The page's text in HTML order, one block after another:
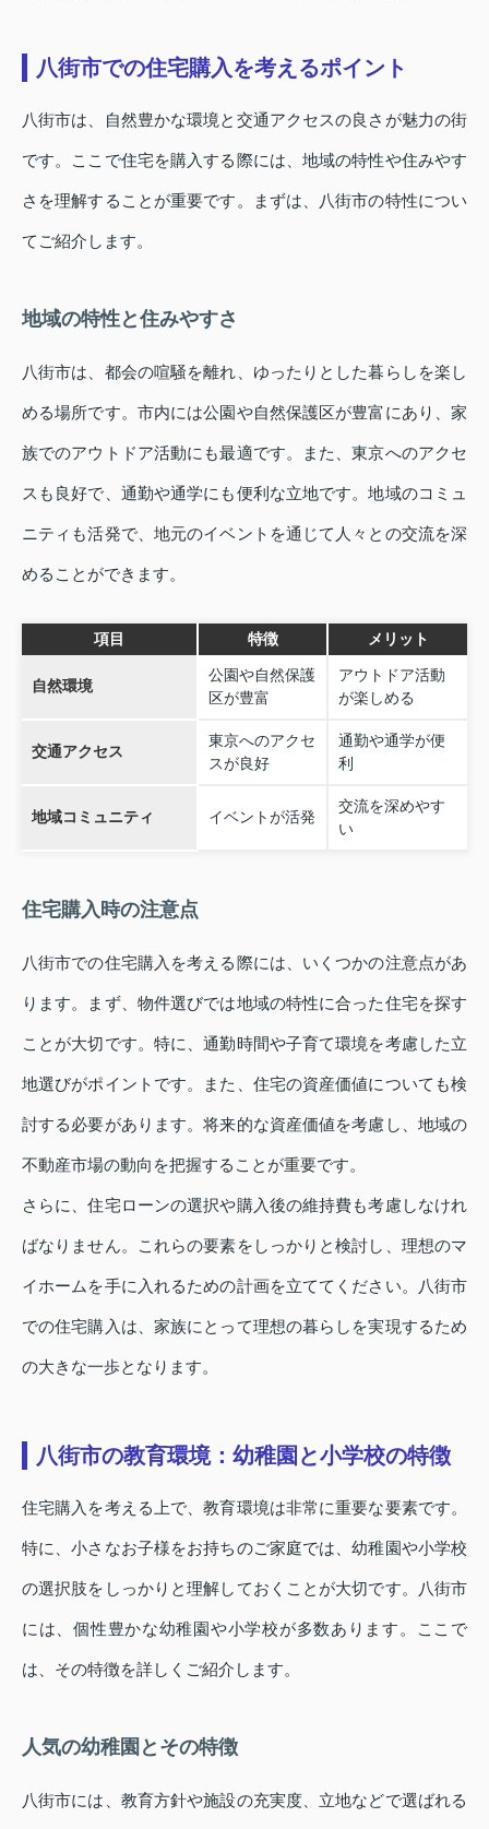
八街市での住宅購入を考えるポイント
八街市は、自然豊かな環境と交通アクセスの良さが魅力の街
です。ここで住宅を購入する際には、地域の特性や住みやす
さを理解することが重要です。まずは、八街市の特性につい
てご紹介します。
地域の特性と住みやすさ
八街市は、都会の喧騒を離れ、ゆったりとした暮らしを楽し
める場所です。市内には公園や自然保護区が豊富にあり、家
族でのアウトドア活動にも最適です。また、東京へのアクセ
スも良好で、通勤や通学にも便利な立地です。地域のコミュ
ニティも活発で、地元のイベントを通じて人々との交流を深
めることができます。
項目 特徴 メリット
自然環境
公園や自然保護
区が豊富
アウトドア活動
が楽しめる
交通アクセス
東京へのアクセ
スが良好
通勤や通学が便
利
地域コミュニティ イベントが活発
交流を深めやす
い
住宅購入時の注意点
八街市での住宅購入を考える際には、いくつかの注意点があ
ります。まず、物件選びでは地域の特性に合った住宅を探す
ことが大切です。特に、通勤時間や子育て環境を考慮した立
地選びがポイントです。また、住宅の資産価値についても検
討する必要があります。将来的な資産価値を考慮し、地域の
不動産市場の動向を把握することが重要です。
さらに、住宅ローンの選択や購入後の維持費も考慮しなけれ
ばなりません。これらの要素をしっかりと検討し、理想のマ
イホームを手に入れるための計画を立ててください。八街市
での住宅購入は、家族にとって理想の暮らしを実現するため
の大きな一歩となります。
八街市の教育環境：幼稚園と小学校の特徴
住宅購入を考える上で、教育環境は非常に重要な要素です。
特に、小さなお子様をお持ちのご家庭では、幼稚園や小学校
の選択肢をしっかりと理解しておくことが大切です。八街市
には、個性豊かな幼稚園や小学校が多数あります。ここで
は、その特徴を詳しくご紹介します。
人気の幼稚園とその特徴
八街市には、教育方針や施設の充実度、立地などで選ばれる